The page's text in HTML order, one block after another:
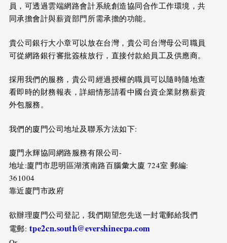
員，可透過雲端網路會計系統創造協同合作工作環境，共
同承擔會計與薪資部門所需承擔的功能。
貴公司銀行大小章可以放在台灣，貴公司台灣母公司職員
可從網路銀行審批簽核放行，直接付款給員工及供應商。
採用我們的服務，貴公司經過授權的職員可以隨時隨地查
看即時的財務報表，詳細情形請看中國台資企業財務薪資
外包服務。
我們的廈門公司地址及聯系方法如下:
廈門永輝協同網路服務有限公司-
地址:廈門市思明區湖濱南路百腦彙大廈 724室 郵編:
361004
靠近廈門市政府
欲辦理廈門公司登記，我們期望您先送一封電郵給我們
電郵: tpe2cn.south@evershinecpa.com